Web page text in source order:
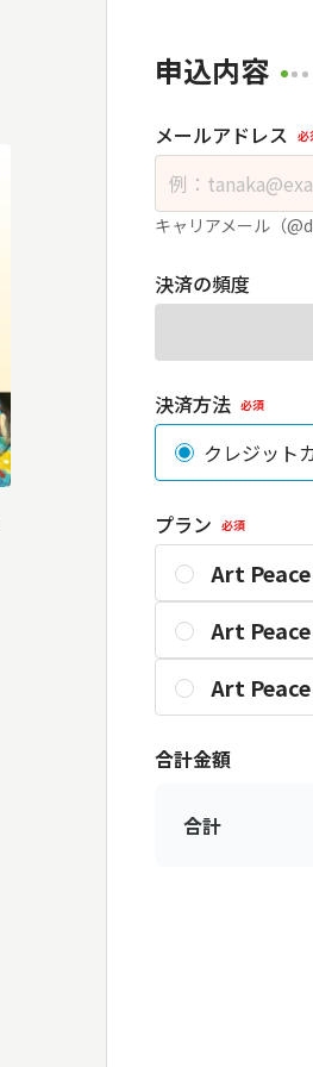
申込内容
メールアドレス 必
キャリアメール（
決済の頻度
決済方法 必須
クレジット
プラン 必須
Art
Art
Art
合計金額
合計